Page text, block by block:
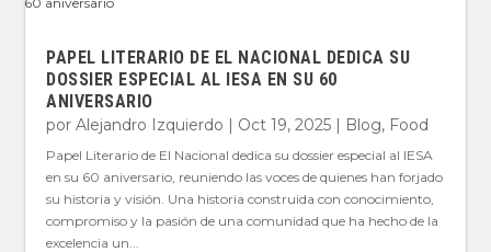
PAPEL LITERARIO DE EL NACIONAL DEDICA SU
DOSSIER ESPECIAL AL IESA EN SU 60
ANIVERSARIO
porAlejandro Izquierdo | Oct 19, 2025 | Blog, Food
Papel Literario de El Nacional dedica su dossier especial al IESA
en su 60 aniversario, reuniendo las voces de quienes han forjado
su historia y visión. Una historia construida con conocimiento,
compromiso y la pasión de una comunidad que ha hecho de la
excelencia un...